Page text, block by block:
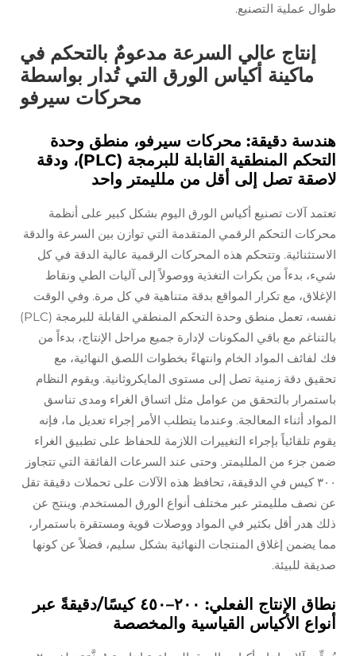
طوال عملية التصنيع.
إنتاج عالي السرعة مدعومٌ بالتحكم في
ماكينة أكياس الورق التي تُدار بواسطة
محركات سيرفو
هندسة دقيقة: محركات سيرفو، منطق وحدة
التحكم المنطقية القابلة للبرمجة (PLC)، ودقة
لاصقة تصل إلى أقل من ملليمتر واحد
تعتمد آلات تصنيع أكياس الورق اليوم بشكل كبير على أنظمة
محركات التحكم الرقمي المتقدمة التي توازن بين السرعة والدقة
الاستثنائية. وتتحكم هذه المحركات الرقمية عالية الدقة في كل
شيء، بدءاً من بكرات التغذية ووصولاً إلى آليات الطي ونقاط
الإغلاق، مع تكرار المواقع بدقة متناهية في كل مرة. وفي الوقت
نفسه، تعمل منطق وحدة التحكم المنطقي القابلة للبرمجة (PLC)
بالتناغم مع باقي المكونات لإدارة جميع مراحل الإنتاج، بدءاً من
فك لفائف المواد الخام وانتهاءً بخطوات اللصق النهائية، مع
تحقيق دقة زمنية تصل إلى مستوى المايكروثانية. ويقوم النظام
باستمرار بالتحقق من عوامل مثل اتساق الغراء ومدى تناسق
المواد أثناء المعالجة. وعندما يتطلب الأمر إجراء تعديل ما، فإنه
يقوم تلقائياً بإجراء التغييرات اللازمة للحفاظ على تطبيق الغراء
ضمن جزء من الملليمتر. وحتى عند السرعات الفائقة التي تتجاوز
٣٠٠ كيس في الدقيقة، تحافظ هذه الآلات على تحملات دقيقة تقل
عن نصف ملليمتر عبر مختلف أنواع الورق المستخدم. وينتج عن
ذلك هدر أقل بكثير في المواد ووصلات قوية ومستقرة باستمرار،
مما يضمن إغلاق المنتجات النهائية بشكل سليم، فضلاً عن كونها
صديقة للبيئة.
نطاق الإنتاج الفعلي: ٢٠٠–٤٥٠ كيسًا/دقيقةً عبر
أنواع الأكياس القياسية والمخصصة